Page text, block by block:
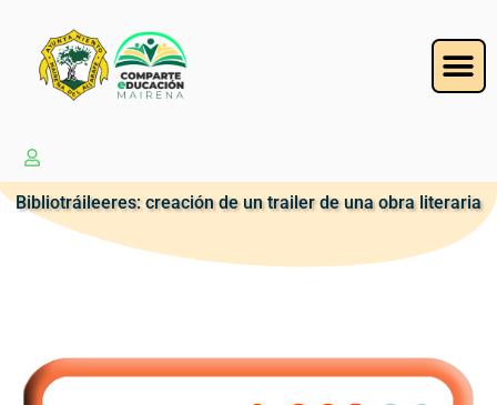
Bibliotráileeres: creación de un trailer de una obra literaria